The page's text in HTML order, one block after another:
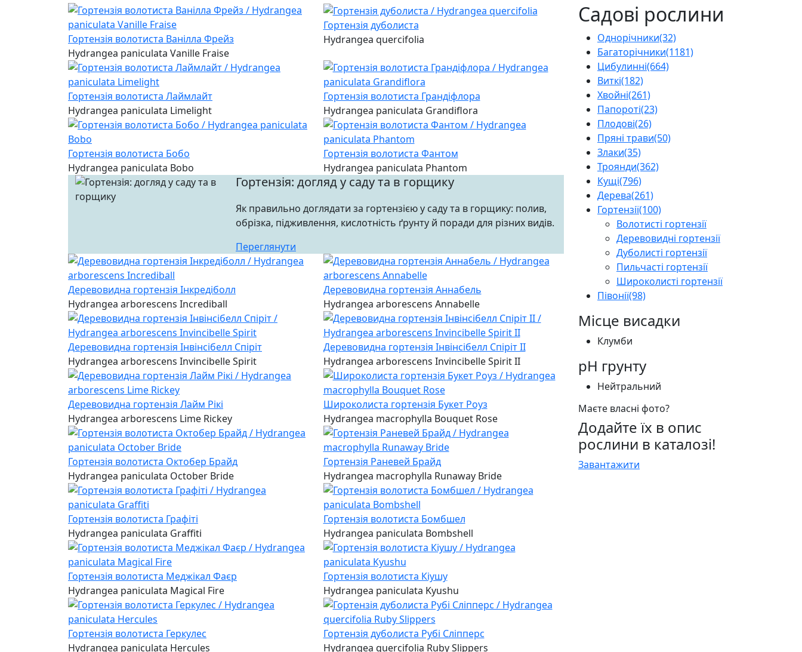
Гортензія волотиста Ванілла Фрейз
Hydrangea paniculata Vanille Fraise
Гортензія дуболиста
Hydrangea quercifolia
Гортензія волотиста Лаймлайт
Hydrangea paniculata Limelight
Гортензія волотиста Грандіфлора
Hydrangea paniculata Grandiflora
Гортензія волотиста Бобо
Hydrangea paniculata Bobo
Гортензія волотиста Фантом
Hydrangea paniculata Phantom
Гортензія: догляд у саду та в горщику
Як правильно доглядати за гортензією у саду та в горщику: полив,
обрізка, підживлення, кислотність ґрунту й поради для різних видів.
Переглянути
Деревовидна гортензія Інкредіболл
Hydrangea arborescens Incrediball
Деревовидна гортензія Аннабель
Hydrangea arborescens Annabelle
Деревовидна гортензія Інвінсібелл Спіріт
Hydrangea arborescens Invincibelle Spirit
Деревовидна гортензія Інвінсібелл Спіріт II
Hydrangea arborescens Invincibelle Spirit II
Деревовидна гортензія Лайм Рікі
Hydrangea arborescens Lime Rickey
Широколиста гортензія Букет Роуз
Hydrangea macrophylla Bouquet Rose
Гортензія волотиста Октобер Брайд
Hydrangea paniculata October Bride
Гортензія Раневей Брайд
Hydrangea macrophylla Runaway Bride
Гортензія волотиста Графіті
Hydrangea paniculata Graffiti
Гортензія волотиста Бомбшел
Hydrangea paniculata Bombshell
Гортензія волотиста Меджікал Фаєр
Hydrangea paniculata Magical Fire
Гортензія волотиста Кіушу
Hydrangea paniculata Kyushu
Гортензія волотиста Геркулес
Hydrangea paniculata Hercules
Гортензія дуболиста Рубі Сліпперс
Hydrangea quercifolia Ruby Slippers
Садові рослини
Однорічники(32)
Багаторічники(1181)
Цибулинні(664)
Виткі(182)
Хвойні(261)
Папороті(23)
Плодові(26)
Пряні трави(50)
Злаки(35)
Троянди(362)
Кущі(796)
Дерева(261)
Гортензії(100)
Волотисті гортензії
Деревовидні гортензії
Дуболисті гортензії
Пильчасті гортензії
Широколисті гортензії
Півонії(98)
Місце висадки
Клумби
pH грунту
Нейтральний
Маєте власні фото?
Додайте їх в опис
рослини в каталозі!
Завантажити